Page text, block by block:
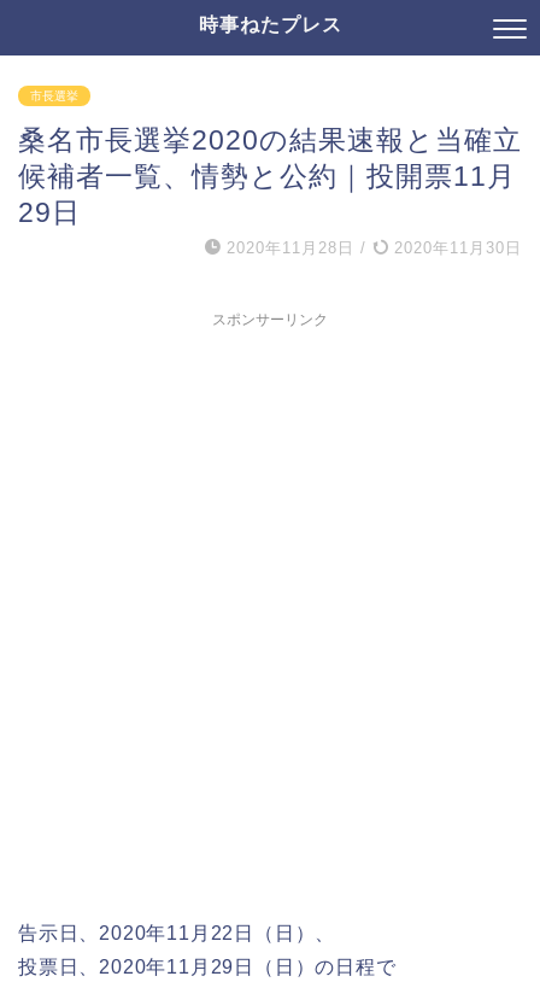
時事ねたプレス
市長選挙
桑名市長選挙2020の結果速報と当確立
候補者一覧、情勢と公約｜投開票11月
29日
2020年11月28日 / 2020年11月30日
スポンサーリンク
告示日、2020年11月22日（日）、
投票日、2020年11月29日（日）の日程で